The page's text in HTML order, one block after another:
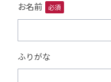
お名前 必須
ふりがな